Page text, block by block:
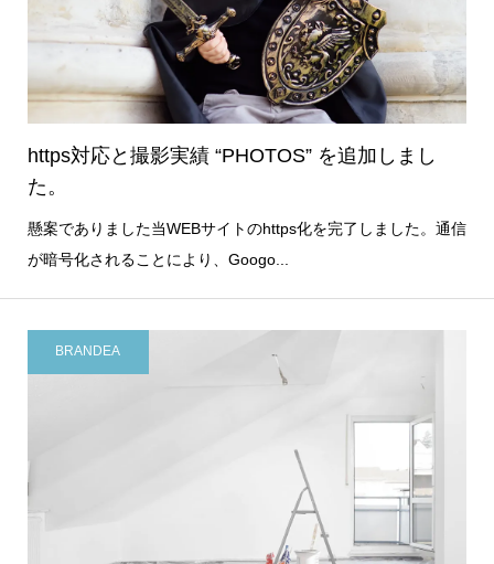
https対応と撮影実績 “PHOTOS” を追加しまし
た。
懸案でありました当WEBサイトのhttps化を完了しました。通信
が暗号化されることにより、Googo...
BRANDEA